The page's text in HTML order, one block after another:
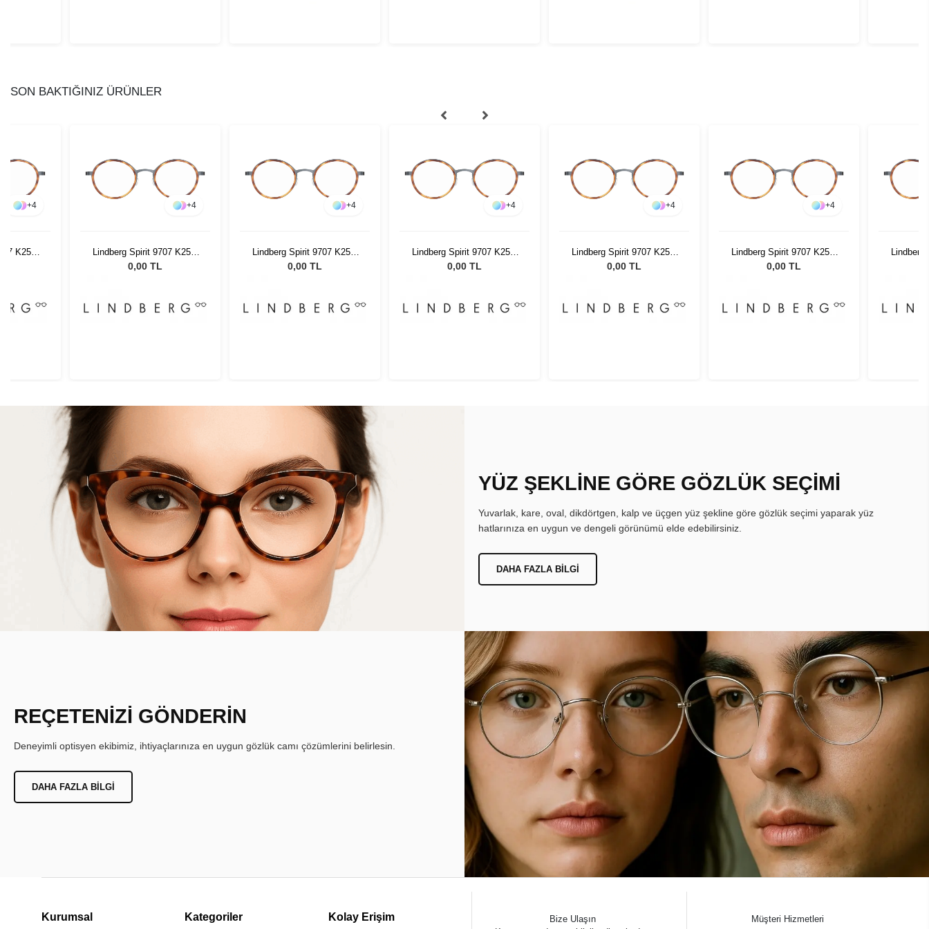
SON BAKTIĞINIZ ÜRÜNLER
+4
K25M
+4
Lindberg Spirit 9707 K25M
PU9 46 135
0,00 TL
+4
Lindberg Spirit 9707 K25M
PU9 46 135
0,00 TL
+4
Lindberg Spirit 9707 K25M
PU9 46 135
0,00 TL
+4
Lindberg Spirit 9707 K25M
PU9 46 135
0,00 TL
+4
Lindberg Spirit 9707 K25M
PU9 46 135
0,00 TL
Lindberg
YÜZ ŞEKLİNE GÖRE GÖZLÜK SEÇİMİ
Yuvarlak, kare, oval, dikdörtgen, kalp ve üçgen yüz şekline göre gözlük seçimi yaparak yüz
hatlarınıza en uygun ve dengeli görünümü elde edebilirsiniz.
DAHA FAZLA BILGI
REÇETENİZİ GÖNDERİN
Deneyimli optisyen ekibimiz, ihtiyaçlarınıza en uygun gözlük camı çözümlerini belirlesin.
DAHA FAZLA BILGI
Kurumsal Kategoriler Kolay Erişim
Bize Ulaşın
Müşteri Hizmetleri